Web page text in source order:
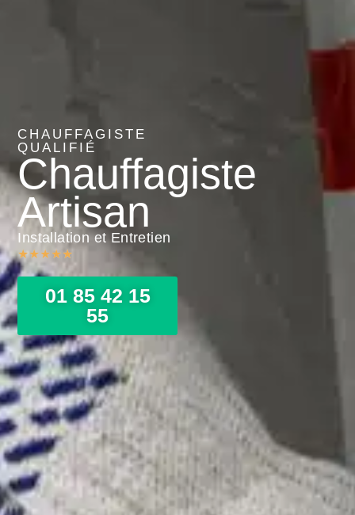
CHAUFFAGISTE
QUALIFIÉ
Chauffagiste
Artisan
Installation et Entretien
★★★★★
01 85 42 15
55